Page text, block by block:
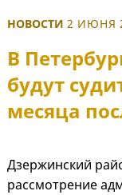
НОВОСТИ 2 ИЮНЯ
В
будут
месяца
Дзержинский
рассмотрение